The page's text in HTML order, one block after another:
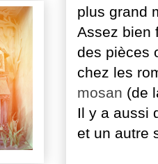
plus grand
Assez bien
des pièces
chez les
mosan (de
Il y a aussi
et un autre